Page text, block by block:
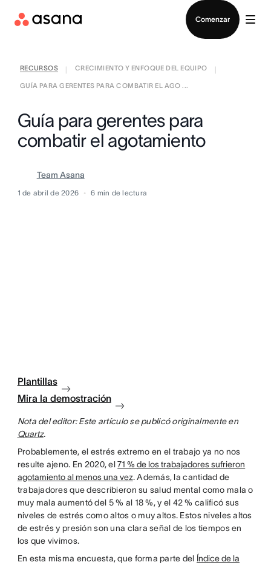
Comenzar
RECURSOS CRECIMIENTO Y ENFOQUE DEL EQUIPO
GUÍA PARA GERENTES PARA COMBATIR EL AGO ...
Guía para gerentes para
combatir el agotamiento
Team Asana
1 de abril de 2026 6 min de lectura
Plantillas
Mira la demostración
Nota del editor: Este artículo se publicó originalmente en
Quartz.
Probablemente, el estrés extremo en el trabajo ya no nos
resulte ajeno. En 2020, el71 % de los trabajadores sufrieron
agotamiento al menos una vez. Además, la cantidad de
trabajadores que describieron su salud mental como mala o
muy mala aumentó del 5 % al 18 %, y el 42 % calificó sus
niveles de estrés como altos o muy altos. Estos niveles altos
de estrés y presión son una clara señal de los tiempos en
los que vivimos.
En esta misma encuesta, que forma parte del Índice de la